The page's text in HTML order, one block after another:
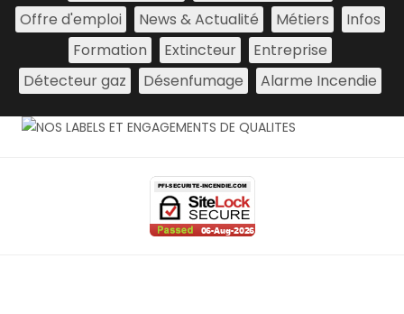
Offre d'emploi
News & Actualité Métiers
Infos
Formation
Extincteur
Entreprise
Détecteur gaz
Désenfumage Alarme Incendie